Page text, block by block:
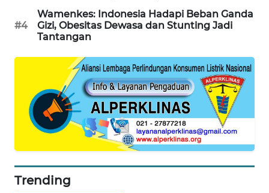
#4
Wamenkes: Indonesia Hadapi Beban Ganda
Gizi, Obesitas Dewasa dan Stunting Jadi
Tantangan
Trending
PLN
WATCH
MKLI
LPKKI
LKKI
PORTAL